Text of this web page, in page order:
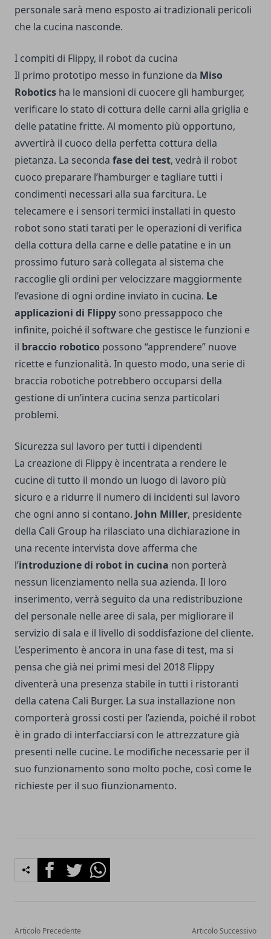
personale sarà meno esposto ai tradizionali pericoli
che la cucina nasconde.
I compiti di Flippy, il robot da cucina
Il primo prototipo messo in funzione da Miso
Robotics ha le mansioni di cuocere gli hamburger,
verificare lo stato di cottura delle carni alla griglia e
delle patatine fritte. Al momento più opportuno,
avvertirà il cuoco della perfetta cottura della
pietanza. La seconda fase dei test, vedrà il robot
cuoco preparare l’hamburger e tagliare tutti i
condimenti necessari alla sua farcitura. Le
telecamere e i sensori termici installati in questo
robot sono stati tarati per le operazioni di verifica
della cottura della carne e delle patatine e in un
prossimo futuro sarà collegata al sistema che
raccoglie gli ordini per velocizzare maggiormente
l’evasione di ogni ordine inviato in cucina. Le
applicazioni di Flippy sono pressappoco che
infinite, poiché il software che gestisce le funzioni e
il braccio robotico possono “apprendere” nuove
ricette e funzionalità. In questo modo, una serie di
braccia robotiche potrebbero occuparsi della
gestione di un’intera cucina senza particolari
problemi.
Sicurezza sul lavoro per tutti i dipendenti
La creazione di Flippy è incentrata a rendere le
cucine di tutto il mondo un luogo di lavoro più
sicuro e a ridurre il numero di incidenti sul lavoro
che ogni anno si contano. John Miller, presidente
della Cali Group ha rilasciato una dichiarazione in
una recente intervista dove afferma che
l’introduzione di robot in cucina non porterà
nessun licenziamento nella sua azienda. Il loro
inserimento, verrà seguito da una redistribuzione
del personale nelle aree di sala, per migliorare il
servizio di sala e il livello di soddisfazione del cliente.
L’esperimento è ancora in una fase di test, ma si
pensa che già nei primi mesi del 2018 Flippy
diventerà una presenza stabile in tutti i ristoranti
della catena Cali Burger. La sua installazione non
comporterà grossi costi per l’azienda, poiché il robot
è in grado di interfacciarsi con le attrezzature già
presenti nelle cucine. Le modifiche necessarie per il
suo funzionamento sono molto poche, così come le
richieste per il suo fiunzionamento.
FacebookTwitterWhatsapp
Articolo Precedente Articolo Successivo